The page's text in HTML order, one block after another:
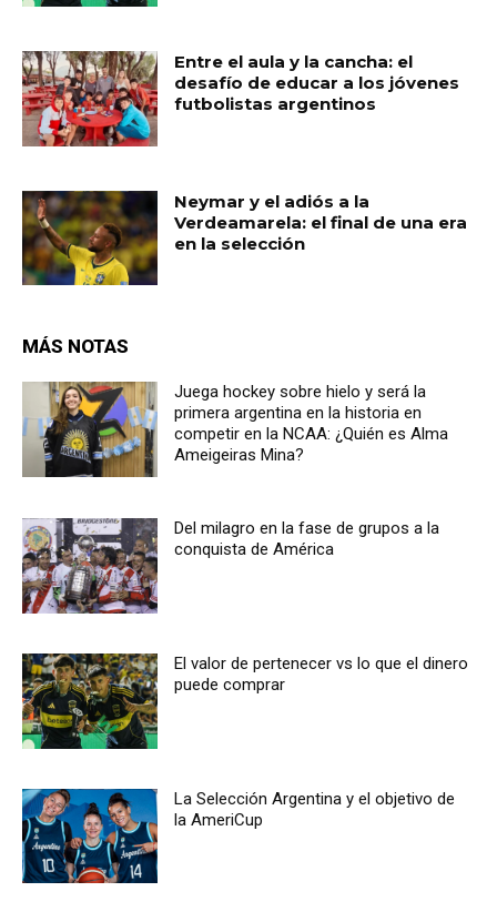
Entre el aula y la cancha: el
desafío de educar a los jóvenes
futbolistas argentinos
Neymar y el adiós a la
Verdeamarela: el final de una era
en la selección
MÁS NOTAS
Juega hockey sobre hielo y será la
primera argentina en la historia en
competir en la NCAA: ¿Quién es Alma
Ameigeiras Mina?
Del milagro en la fase de grupos a la
conquista de América
El valor de pertenecer vs lo que el dinero
puede comprar
La Selección Argentina y el objetivo de
la AmeriCup